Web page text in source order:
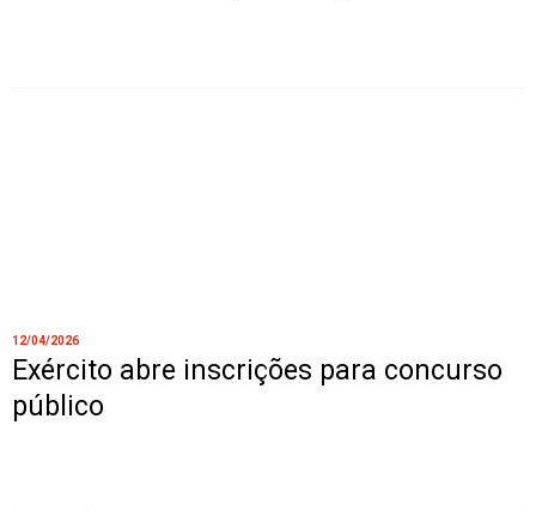
12/04/2026
Exército abre inscrições para concurso
público